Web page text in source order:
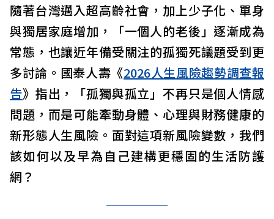
隨著台灣邁入超高齡社會，加上少子化、單身
與獨居家庭增加，「一個人的老後」逐漸成為
常態，也讓近年備受關注的孤獨死議題受到更
多討論。國泰人壽《2026人生風險趨勢調查報
告》指出，「孤獨與孤立」不再只是個人情感
問題，而是可能牽動身體、心理與財務健康的
新形態人生風險。面對這項新風險變數，我們
該如何以及早為自己建構更穩固的生活防護
網？